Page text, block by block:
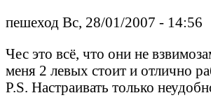
пешеход Вс, 28/01/2007 - 14:56
Чес это всё, что они не
меня 2 левых стоит и отлично
P.S. Настраивать только